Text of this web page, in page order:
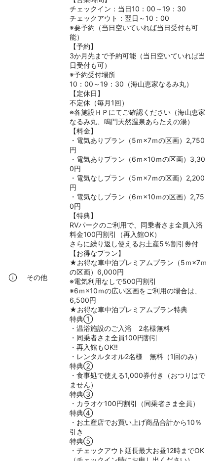
その他
チェックイン：当日10：00～19：30
チェックアウト：翌日～10：00
※要予約（当日空いていれば当日受付も可
能）
【予約】
3か月先まで予約可能（当日空いていれば当
日受付も可）
※予約受付場所
10：00～19：30（海山恵家なるみ丸）
【定休日】
不定休（毎月1回）
※各施設ＨＰにてご確認ください（海山恵家
なるみ丸、鳴門天然温泉あらたえの湯）
【料金】
・電気ありプラン（5ｍ×7ｍの区画）2,750
円
・電気ありプラン（6ｍ×10ｍの区画）3,30
0円
・電気なしプラン（5ｍ×7ｍの区画）2,200
円
・電気なしプラン（6ｍ×10ｍの区画）2,75
0円
【特典】
RVパークのご利用で、同乗者さま全員入浴
料金100円割引（再入館OK）
さらに繰り返し使えるお土産5％割引券付
【お得なプラン】
★お得な車中泊プレミアムプラン（5ｍ×7ｍ
の区画）6,000円
※電気利用なしで500円割引
※6ｍ×10ｍの広い区画をご利用の場合は、
6,500円
★お得な車中泊プレミアムプラン特典
特典①
・温浴施設のご入浴 2名様無料
・同乗者さま全員100円割引
・再入館もOK‼
・レンタルタオル2名様 無料（1回のみ）
特典②
・食事処で使える1,000券付き（おつりはで
ません）
特典③
・カラオケ100円割引（同乗者さま全員）
特典④
・お土産店でお買い上げ商品合計から10％
引き
特典⑤
・チェックアウト延長最大お昼12時までOK